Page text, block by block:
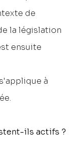
de
la législation
ensuite
à
ils actifs ?